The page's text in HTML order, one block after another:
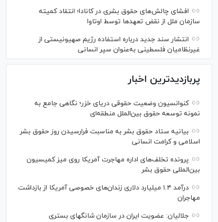
افشای چالش‌های حقوق بشری در کانادا؛ انتقاد کمیته
سازمان ملل از نقض تعهد‌ها توسط اوتاوا
انتشار سند جدید درباره استفاده رژیم صهیونیستی از
غیرنظامیان فلسطینی به‌عنوان سپر انسانی
پربازدیدترین اخبار
کنوانسیون وضعیت حقوقی دریای خزر؛ نگاهی جامع به
نمونه توسعه حقوق بین‌الملل منطقه‌ای
بیانیه ستاد حقوق بشر به مناسبت فرارسیدن روز حقوق بشر
اسلامی و کرامت انسانی
پرونده تخلف‌های اداره مهاجرت آمریکا روی میز کمیسیون
بین‌المللی حقوق بشر
درآمد ۱.۴ میلیارد دلاری زندان‌های خصوصی آمریکا از بازداشت
مهاجران
جلالیان: عضویت ایران در سازمان شانگهای بستری